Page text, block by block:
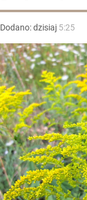
Dodano:dzisiaj 5:25